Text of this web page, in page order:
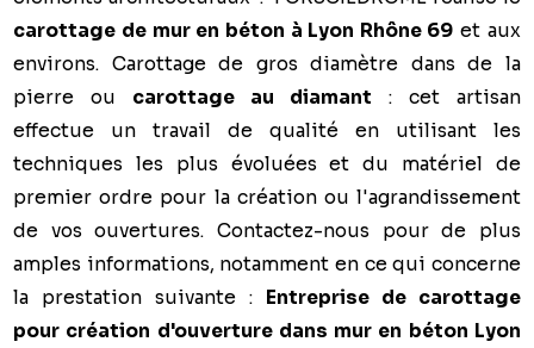
carottage de mur en béton à Lyon Rhône 69 et aux
environs. Carottage de gros diamètre dans de la
pierre ou carottage au diamant : cet artisan
effectue un travail de qualité en utilisant les
techniques les plus évoluées et du matériel de
premier ordre pour la création ou l'agrandissement
de vos ouvertures. Contactez-nous pour de plus
amples informations, notamment en ce qui concerne
la prestation suivante :
Entreprise de carottage
pour création d'ouverture dans mur en béton Lyon